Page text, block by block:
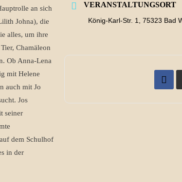
an sich
Johna), die
alles, um ihre
Chamäleon
Ob Anna-Lena
mit Helene
auch mit Jo
Jos
seiner
dem Schulhof
in der
VERANSTALTUNGSORT
König-Karl-Str. 1, 75323 Bad